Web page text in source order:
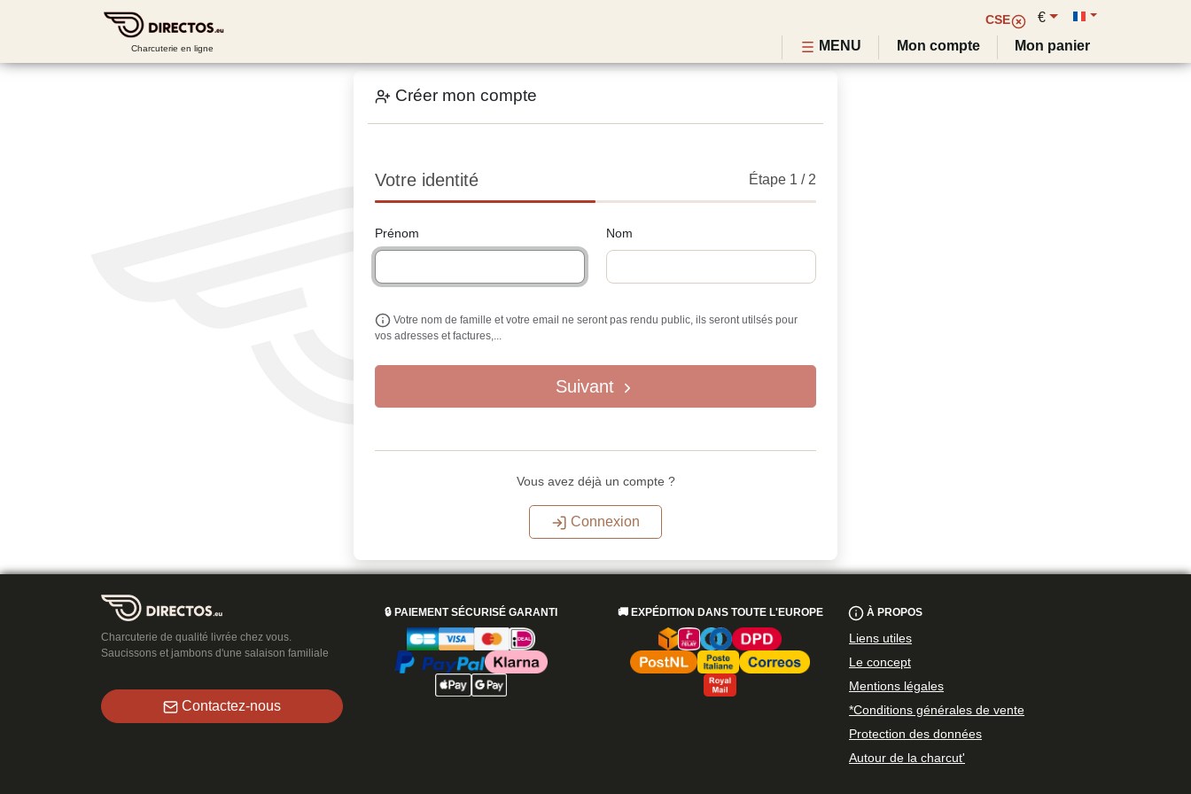
Charcuterie en ligne
CSE
€
MENU
Mon compte Mon panier
Créer mon compte
Votre identité Étape 1 / 2
Prénom Nom
Votre nom de famille et votre email ne seront pas rendu public, ils seront utilsés pour
vos adresses et factures,...
Suivant
Vous avez déjà un compte ?
Connexion
Charcuterie de qualité livrée chez vous.
Saucissons et jambons d'une salaison familiale
Contactez-nous
🔒 PAIEMENT SÉCURISÉ GARANTI 🚚 EXPÉDITION DANS TOUTE L'EUROPE À PROPOS
Liens utiles
Le concept
Mentions légales
*Conditions générales de vente
Protection des données
Autour de la charcut'